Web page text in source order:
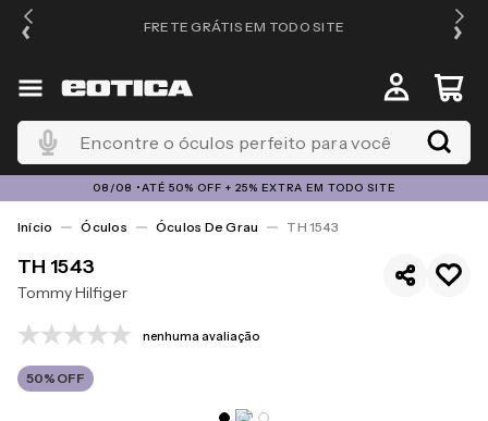
FRETE GRÁTIS EM TODO SITE
Encontre o óculos perfeito para você
08/08 •ATÉ 50% OFF + 25% EXTRA EM TODO SITE
Óculos Óculos De Grau TH 1543
TH 1543
Tommy Hilfiger
nenhuma avaliação
50% OFF